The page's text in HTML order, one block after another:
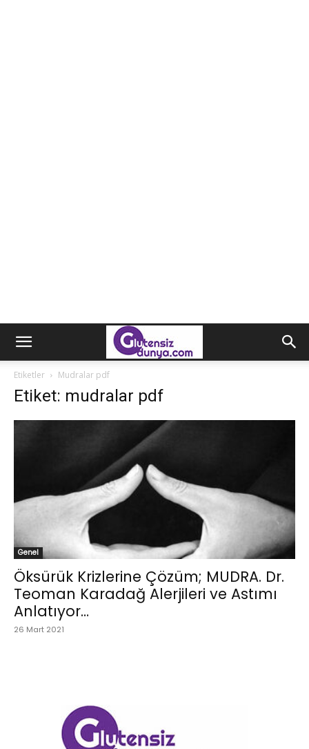
Etiketler Mudralar pdf
Etiket: mudralar pdf
Genel
Öksürük Krizlerine Çözüm; MUDRA. Dr.
Teoman Karadağ Alerjileri ve Astımı
Anlatıyor…
26 Mart 2021